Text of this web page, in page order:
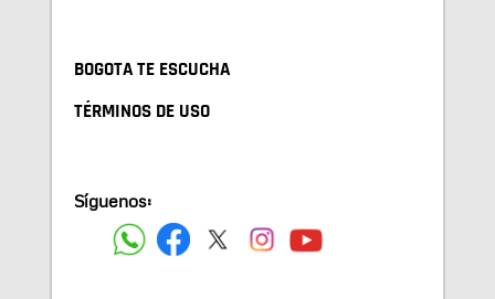
BOGOTA TE ESCUCHA
TÉRMINOS DE USO
Síguenos: